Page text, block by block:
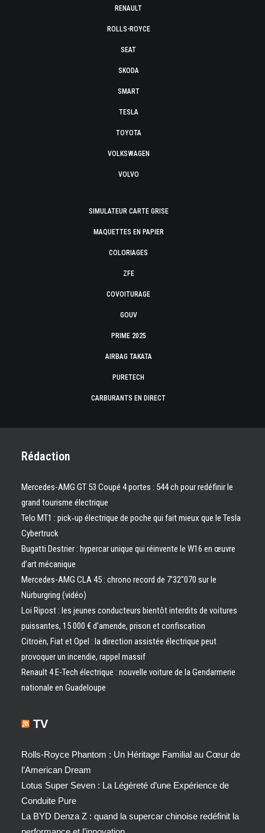
RENAULT
ROLLS-ROYCE
SEAT
SKODA
SMART
TESLA
TOYOTA
VOLKSWAGEN
VOLVO
SIMULATEUR CARTE GRISE
MAQUETTES EN PAPIER
COLORIAGES
ZFE
COVOITURAGE
GOUV
PRIME 2025
AIRBAG TAKATA
PURETECH
CARBURANTS EN DIRECT
Rédaction
Mercedes-AMG GT 53 Coupé 4 portes : 544 ch pour redéfinir le
grand tourisme électrique
Telo MT1 : pick‑up électrique de poche qui fait mieux que le Tesla
Cybertruck
Bugatti Destrier : hypercar unique qui réinvente le W16 en œuvre
d’art mécanique
Mercedes-AMG CLA 45 : chrono record de 7’32″070 sur le
Nürburgring (vidéo)
Loi Ripost : les jeunes conducteurs bientôt interdits de voitures
puissantes, 15 000 € d’amende, prison et confiscation
Citroën, Fiat et Opel : la direction assistée électrique peut
provoquer un incendie, rappel massif
Renault 4 E-Tech électrique : nouvelle voiture de la Gendarmerie
nationale en Guadeloupe
TV
Rolls-Royce Phantom : Un Héritage Familial au Cœur de
l’American Dream
Lotus Super Seven : La Légèreté d’une Expérience de
Conduite Pure
La BYD Denza Z : quand la supercar chinoise redéfinit la